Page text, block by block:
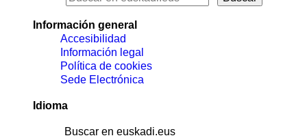
Información general
Accesibilidad
Información legal
Política de cookies
Sede Electrónica
Idioma
Buscar en euskadi.eus